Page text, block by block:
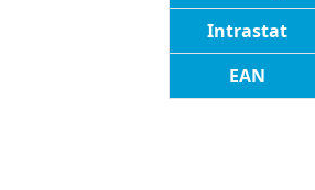
Intrastat
EAN